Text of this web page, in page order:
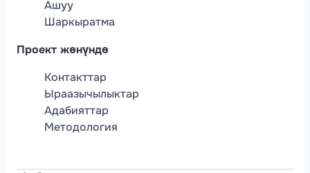
Ашуу
Шаркыратма
Проект жөнүндө
Контакттар
Ыраазычылыктар
Адабияттар
Методология